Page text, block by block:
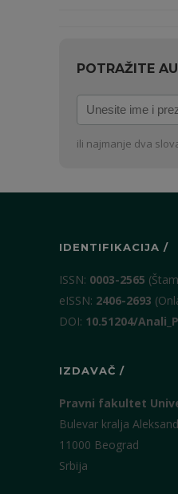
POTRAŽITE
Unesite
ime
iili najmanje dva
IDENTIFIKACIJA /
ISSN: 0003-2565
eISSN: 2406-2693
DOI: 10.51204/
IZDAVAČ /
Pravni fakultet
Bulevar kralja
11000 Beograd
Srbija